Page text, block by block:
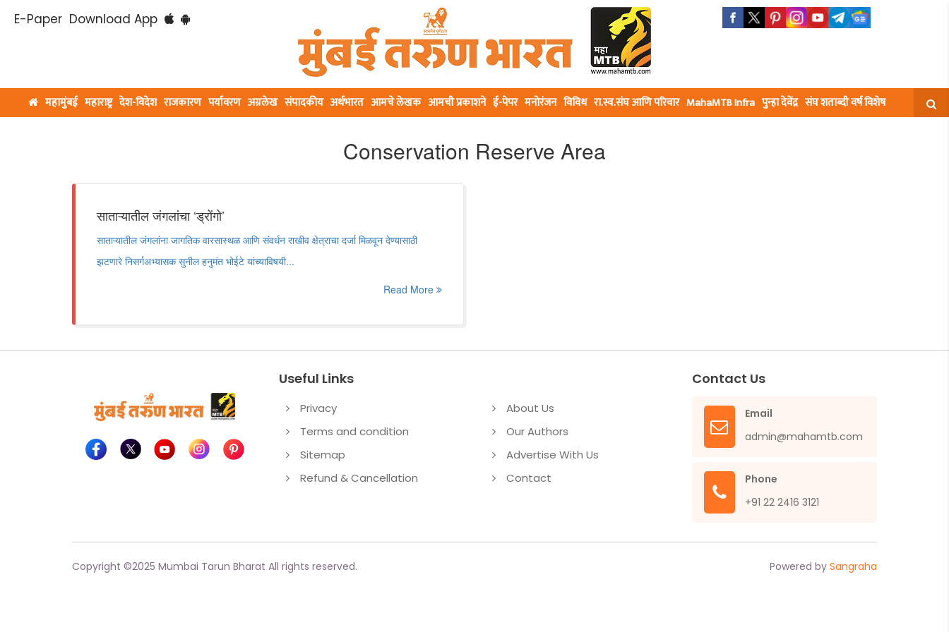
E-Paper Download App
महामुंबई महाराष्ट्र देश-विदेश राजकारण पर्यावरण अग्रलेख संपादकीय अर्थभारत आमचे लेखक आमची प्रकाशने ई-पेपर मनोरंजन विविध रा.स्व.संघ आणि परिवार MahaMTB Infra पुन्हा देवेंद्र संघ शताब्दी वर्ष विशेष
Conservation Reserve Area
साताऱ्यातील जंगलांचा ‘ड्रोंगो’
साताऱ्यातील जंगलांना जागतिक वारसास्थळ आणि संवर्धन राखीव क्षेत्राचा दर्जा मिळवून देण्यासाठी
झटणारे निसर्गअभ्यासक सुनील हनुमंत भोईटे यांच्याविषयी...
Read More
Useful Links
Privacy
Terms and condition
Sitemap
Refund & Cancellation
About Us
Our Authors
Advertise With Us
Contact
Contact Us
Email
admin@mahamtb.com
Phone
+91 22 2416 3121
Copyright ©2025 Mumbai Tarun Bharat All rights reserved. Powered by Sangraha